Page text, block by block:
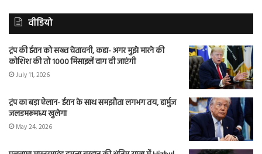
वीडियो
ट्रंप की ईरान को सख्त चेतावनी, कहा- अगर मुझे मारने की
कोशिश की तो 1000 मिसाइलें दाग दी जाएंगी
July 11, 2026
ट्रंप का बड़ा ऐलान- ईरान के साथ समझौता लगभग तय, हार्मुज
जलडमरूमध्य खुलेगा
May 24, 2026